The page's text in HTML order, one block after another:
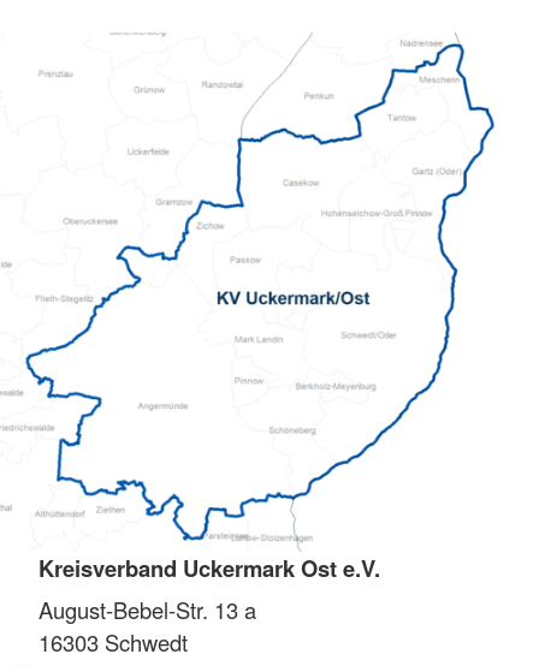
Kreisverband Uckermark Ost e.V.
August-Bebel-Str. 13 a
16303 Schwedt